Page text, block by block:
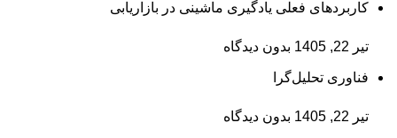
کاربردهای فعلی یادگیری ماشینی در بازاریابی
تیر 22, 1405 بدون دیدگاه
فناوری تحلیل‌گرا
تیر 22, 1405 بدون دیدگاه